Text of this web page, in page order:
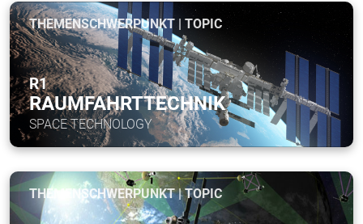
THEMENSCHWERPUNKT | TOPIC
R1
RAUMFAHRTTECHNIK
SPACE TECHNOLOGY
THEMENSCHWERPUNKT | TOPIC